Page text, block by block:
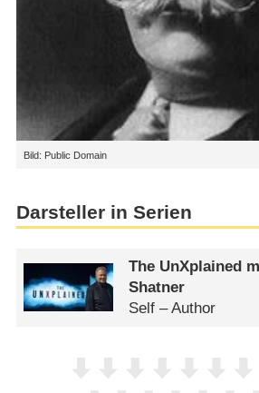
Bild: Public Domain
Darsteller in Serien
The UnXplained
Shatner
Self – Author